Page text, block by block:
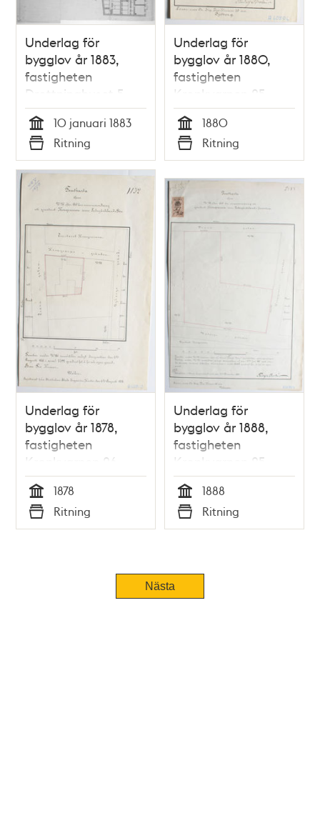
Underlag för
bygglov år 1883,
fastigheten
Drottninghuset 5
Tid
10 januari 1883
Typ
Ritning
Underlag för
bygglov år 1880,
fastigheten
Kronkvarnen 25.
Tid
1880
Typ
Ritning
Underlag för
bygglov år 1878,
fastigheten
Kronkvarnen 26
Tid
1878
Typ
Ritning
Underlag för
bygglov år 1888,
fastigheten
Kronkvarnen 25
Tid
1888
Typ
Ritning
Nästa